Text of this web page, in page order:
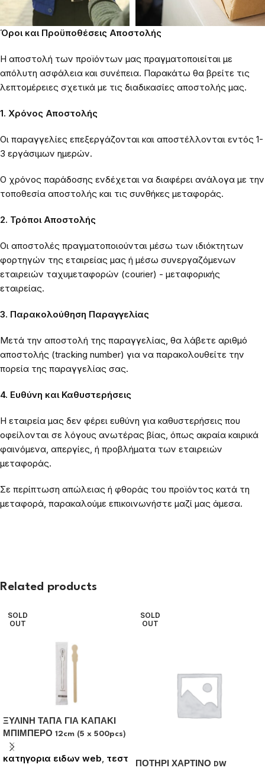
Όροι και Προϋποθέσεις Αποστολής
Η αποστολή των προϊόντων μας πραγματοποιείται με
απόλυτη ασφάλεια και συνέπεια. Παρακάτω θα βρείτε τις
λεπτομέρειες σχετικά με τις διαδικασίες αποστολής μας.
1. Χρόνος Αποστολής
Οι παραγγελίες επεξεργάζονται και αποστέλλονται εντός 1-
3 εργάσιμων ημερών.
Ο χρόνος παράδοσης ενδέχεται να διαφέρει ανάλογα με την
τοποθεσία αποστολής και τις συνθήκες μεταφοράς.
2. Τρόποι Αποστολής
Οι αποστολές πραγματοποιούνται μέσω των ιδιόκτητων
φορτηγών της εταιρείας μας ή μέσω συνεργαζόμενων
εταιρειών ταχυμεταφορών (courier) - μεταφορικής
εταιρείας.
3. Παρακολούθηση Παραγγελίας
Μετά την αποστολή της παραγγελίας, θα λάβετε αριθμό
αποστολής (tracking number) για να παρακολουθείτε την
πορεία της παραγγελίας σας.
4. Ευθύνη και Καθυστερήσεις
Η εταιρεία μας δεν φέρει ευθύνη για καθυστερήσεις που
οφείλονται σε λόγους ανωτέρας βίας, όπως ακραία καιρικά
φαινόμενα, απεργίες, ή προβλήματα των εταιρειών
μεταφοράς.
Σε περίπτωση απώλειας ή φθοράς του προϊόντος κατά τη
μεταφορά, παρακαλούμε επικοινωνήστε μαζί μας άμεσα.
Related products
SOLD
OUT
ΞΥΛΙΝΗ ΤΑΠΑ ΓΙΑ ΚΑΠΑΚΙ
ΜΠΙΜΠΕΡΟ 12cm (5 x 500pcs)
κατηγορια ειδων web, τεστ
SOLD
OUT
ΠΟΤΗΡΙ ΧΑΡΤΙΝΟ DW